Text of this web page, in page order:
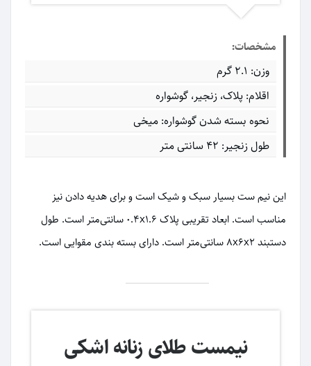
مشخصات:
وزن: 2.1 گرم
اقلام: پلاک، زنجیر، گوشواره
نحوه بسته شدن گوشواره: میخی
طول زنجیر: 42 سانتی متر
این نیم ست بسیار سبک و شیک است و برای هدیه دادن نیز
مناسب است. ابعاد تقریبی پلاک ۰.۴x۱.۶ سانتی‌متر است. طول
دستبند ۸x۶x۲ سانتی‌متر است. دارای بسته بندی مقوایی است.
نیمست طلای زنانه اشکی